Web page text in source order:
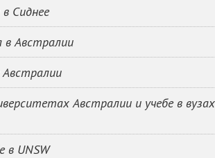
Сиднее
Австралии
Австралии и учебе в вузах
в UNSW